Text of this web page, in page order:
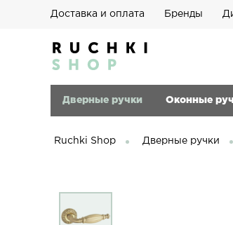
Доставка и оплата Бренды
Дверные ручки Оконные
Ruchki Shop Дверные ручки